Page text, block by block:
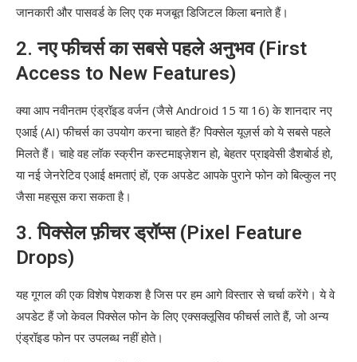
जानकारी और पासवर्ड के लिए एक मजबूत डिजिटल किला बनाते हैं।
2. नए फीचर्स का सबसे पहले अनुभव (First
Access to New Features)
क्या आप नवीनतम एंड्रॉइड वर्जन (जैसे Android 15 या 16) के शानदार नए
एआई (AI) फीचर्स का उपयोग करना चाहते हैं? पिक्सेल यूज़र्स को ये सबसे पहले
मिलते हैं। चाहे वह लॉक स्क्रीन कस्टमाइज़ेशन हो, बेहतर प्राइवेसी डैशबोर्ड हो,
या नई जेनरेटिव एआई क्षमताएं हों, एक अपडेट आपके पुराने फोन को बिल्कुल नए
जैसा महसूस करा सकता है।
3. पिक्सेल फ़ीचर ड्रॉप्स (Pixel Feature
Drops)
यह गूगल की एक विशेष पेशकश है जिस पर हम आगे विस्तार से चर्चा करेंगे। ये वे
अपडेट हैं जो केवल पिक्सेल फोन के लिए एक्सक्लूसिव फीचर्स लाते हैं, जो अन्य
एंड्रॉइड फोन पर उपलब्ध नहीं होते।